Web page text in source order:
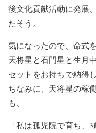
後文化貢献活動に発展
たそう。
気になったので、命式
天将星と石門星と生月
セットをお持ちで納得
ちなみに、天将星の稼
も、
「私は孤児院で育ち、